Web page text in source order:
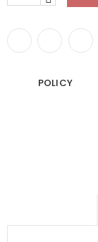
POLICY